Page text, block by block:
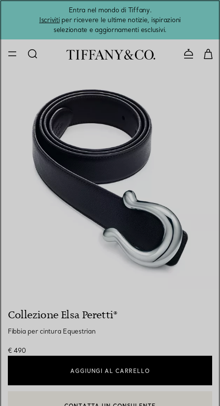
Entra nel mondo di Tiffany.
Iscrivitiper ricevere le ultime notizie, ispirazioni
selezionate e aggiornamenti esclusivi.
Collezione Elsa Peretti®
Fibbia per cintura Equestrian
€ 490
AGGIUNGI AL CARRELLO